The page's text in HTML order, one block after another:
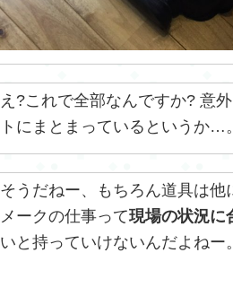
え?これで全部なんですか? 意外
トにまとまっているというか…。
そうだねー、もちろん道具は
メークの仕事って現場の状況に
いと持っていけないんだよねー。